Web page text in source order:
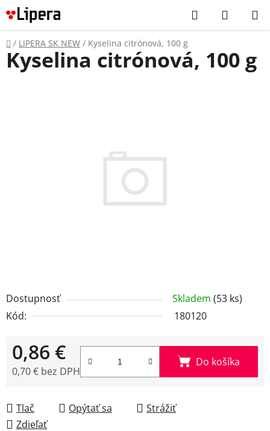
Prejsť
na
obsah
Hľadať
KOŠÍK
Domov
/ LIPERA SK NEW / Kyselina citrónová, 100 g
Dostupnosť Skladem (53 ks)
Kód:
180120
0,86 €
0,70 € bez DPH
Do košíka
Tlač Opýtať sa
Strážiť
Zdieľať
Kyselina citrónová, 100 g